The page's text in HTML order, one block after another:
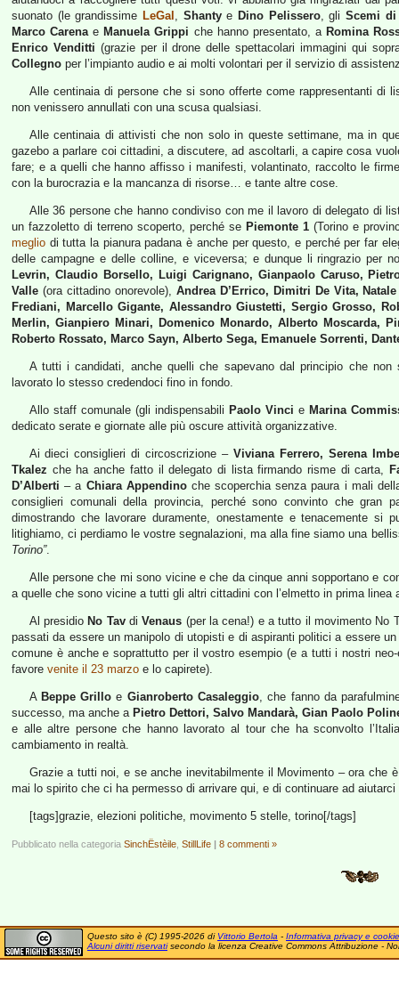
suonato (le grandissime LeGal , Shantye Dino Pelissero, gliScemi di
Marco Carenae Manuela Grippi che hanno presentato, a Romina
Enrico Venditti (grazie per il drone delle spettacolari immagini qui
Collegno per l’impianto audio e ai molti volontari per il servizio di
Alle centinaia di persone che si sono offerte come rappresentanti di
non venissero annullati con una scusa qualsiasi.
Alle centinaia di attivisti che non solo in queste settimane, ma in
gazebo a parlare coi cittadini, a discutere, ad ascoltarli, a capire cosa
fare; e a quelli che hanno affisso i manifesti, volantinato, raccolto le
con la burocrazia e la mancanza di risorse… e tante altre cose.
Alle 36 persone che hanno condiviso con me il lavoro di delegato di
un fazzoletto di terreno scoperto, perché se Piemonte 1 (Torino e
meglio di tutta la pianura padana è anche per questo, e perché per far
delle campagne e delle colline, e viceversa; e dunque li ringrazio per
Levrin, Claudio Borsello, Luigi Carignano, Gianpaolo Caruso,
Valle (ora cittadino onorevole), Andrea D’Errico, Dimitri De Vita,
Frediani, Marcello Gigante, Alessandro Giustetti, Sergio Grosso,
Merlin, Gianpiero Minari, Domenico Monardo, Alberto Moscarda,
Roberto Rossato, Marco Sayn, Alberto Sega, Emanuele Sorrenti,
A tutti i candidati, anche quelli che sapevano dal principio che
lavorato lo stesso credendoci fino in fondo.
Allo staff comunale (gli indispensabili Paolo Vinci e Marina
dedicato serate e giornate alle più oscure attività organizzative.
Ai dieci consiglieri di circoscrizione – Viviana Ferrero, Serena
Tkalez che ha anche fatto il delegato di lista firmando risme di carta,
D’Alberti – a Chiara Appendinoche scoperchia senza paura i mali
consiglieri comunali della provincia, perché sono convinto che gran
dimostrando che lavorare duramente, onestamente e tenacemente
litighiamo, ci perdiamo le vostre segnalazioni, ma alla fine siamo una
Torino”.
Alle persone che mi sono vicine e che da cinque anni sopportano e
a quelle che sono vicine a tutti gli altri cittadini con l’elmetto in prima linea
Al presidio No TavdiVenaus (per la cena!) e a tutto il movimento No
passati da essere un manipolo di utopisti e di aspiranti politici a essere
comune è anche e soprattutto per il vostro esempio (e a tutti i nostri
favore venite il 23 marzo e lo capirete).
A Beppe Grillo e Gianroberto Casaleggio, che fanno da
successo, ma anche a Pietro Dettori, Salvo Mandarà, Gian Paolo
e alle altre persone che hanno lavorato al tour che ha sconvolto
cambiamento in realtà.
Grazie a tutti noi, e se anche inevitabilmente il Movimento – ora che
mai lo spirito che ci ha permesso di arrivare qui, e di continuare ad aiutarci
[tags]grazie, elezioni politiche, movimento 5 stelle, torino[/tags]
Pubblicato nella categoria SinchËstèile StillLife | 8 commenti »
Questo sito è (C) 1995-2026 di Vittorio Bertola - Informativa privacy e cookie
Alcuni diritti riservatisecondo la licenza Creative Commons Attribuzione -